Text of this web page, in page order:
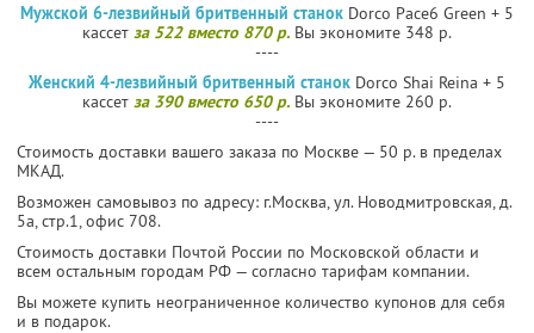
Мужской 6-лезвийный бритвенный станок Dorco Pace6 Green + 5
кассет за 522 вместо 870 р. Вы экономите 348 р.
----
Женский 4-лезвийный бритвенный станок Dorco Shai Reina + 5
кассет за 390 вместо 650 р. Вы экономите 260 р.
----
Стоимость доставки вашего заказа по Москве — 50 р. в пределах
МКАД.
Возможен самовывоз по адресу: г.Москва, ул. Новодмитровская, д.
5а, стр.1, офис 708.
Стоимость доставки Почтой России по Московской области и
всем остальным городам РФ — согласно тарифам компании.
Вы можете купить неограниченное количество купонов для себя
и в подарок.